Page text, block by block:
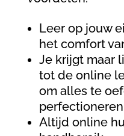
Leer op jouw
het comfort
Je krijgt maar
tot de online
om alles te
Altijd online